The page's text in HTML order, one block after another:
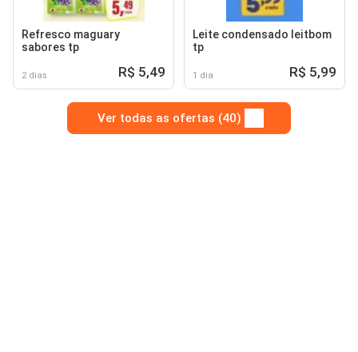
Refresco maguary
sabores tp
2 dias R$ 5,49
Leite condensado leitbom
tp
1 dia R$ 5,99
Ver todas as ofertas (40)